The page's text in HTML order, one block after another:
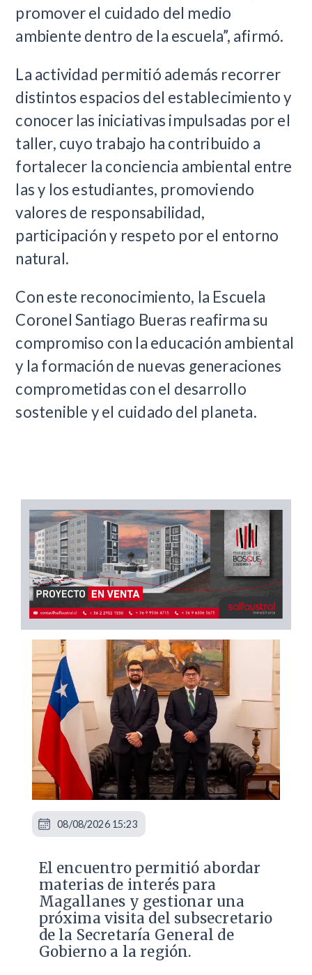
promover el cuidado del medio
ambiente dentro de la escuela”, afirmó.
La actividad permitió además recorrer
distintos espacios del establecimiento y
conocer las iniciativas impulsadas por el
taller, cuyo trabajo ha contribuido a
fortalecer la conciencia ambiental entre
las y los estudiantes, promoviendo
valores de responsabilidad,
participación y respeto por el entorno
natural.
Con este reconocimiento, la Escuela
Coronel Santiago Bueras reafirma su
compromiso con la educación ambiental
y la formación de nuevas generaciones
comprometidas con el desarrollo
sostenible y el cuidado del planeta.
El encuentro permitió abordar
materias de interés para
Magallanes y gestionar una
próxima visita del subsecretario
de la Secretaría General de
Gobierno a la región.
08/08/2026 15:23